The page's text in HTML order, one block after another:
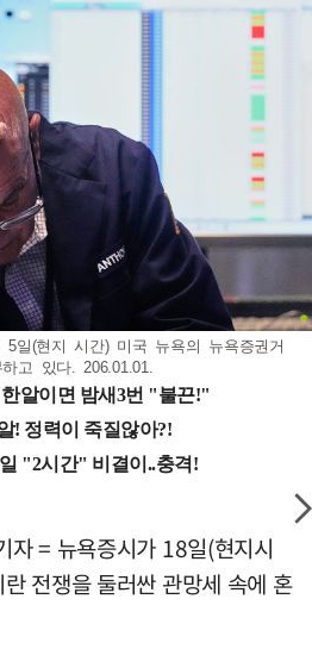
일(현지 시간) 미국 뉴욕의 뉴욕증권거
고 있다. 206.01.01.
자 = 뉴욕증시가 18일(현지시
전쟁을 둘러싼 관망세 속에 혼